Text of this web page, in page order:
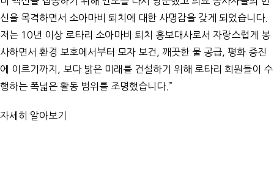
신을 목격하면서 소아마비 퇴치에 대한 사명감을 갖게 되었습니다.
저는 10년 이상 로타리 소아마비 퇴치 홍보대사로서 자랑스럽게 봉
사하면서 환경 보호에서부터 모자 보건, 깨끗한 물 공급, 평화 증진
에 이르기까지, 보다 밝은 미래를 건설하기 위해 로타리 회원들이 수
행하는 폭넓은 활동 범위를 조명했습니다.”
자세히 알아보기